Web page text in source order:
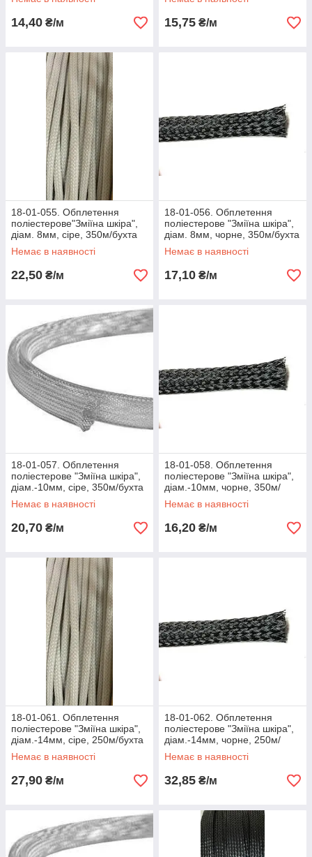
14,40 ₴/м 15,75 ₴/м
18-01-055. Обплетення
поліестерове"Зміїна шкіра",
діам. 8мм, сіре, 350м/бухта
Немає в наявності
22,50 ₴/м
18-01-056. Обплетення
поліестерове "Зміїна шкіра",
діам. 8мм, чорне, 350м/бухта
Немає в наявності
17,10 ₴/м
18-01-057. Обплетення
поліестерове "Зміїна шкіра",
діам.-10мм, сіре, 350м/бухта
Немає в наявності
20,70 ₴/м
18-01-058. Обплетення
поліестерове "Зміїна шкіра",
діам.-10мм, чорне, 350м/
бухта
Немає в наявності
16,20 ₴/м
18-01-061. Обплетення
поліестерове "Зміїна шкіра",
діам.-14мм, сіре, 250м/бухта
Немає в наявності
27,90 ₴/м
18-01-062. Обплетення
поліестерове "Зміїна шкіра",
діам.-14мм, чорне, 250м/
бухта
Немає в наявності
32,85 ₴/м